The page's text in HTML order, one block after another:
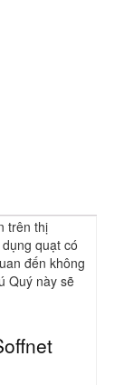
trên thị
quạt có
đến không
Quý này sẽ